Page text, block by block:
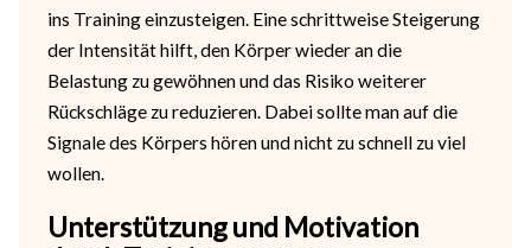
ins Training einzusteigen. Eine schrittweise Steigerung
der Intensität hilft, den Körper wieder an die
Belastung zu gewöhnen und das Risiko weiterer
Rückschläge zu reduzieren. Dabei sollte man auf die
Signale des Körpers hören und nicht zu schnell zu viel
wollen.
Unterstützung und Motivation